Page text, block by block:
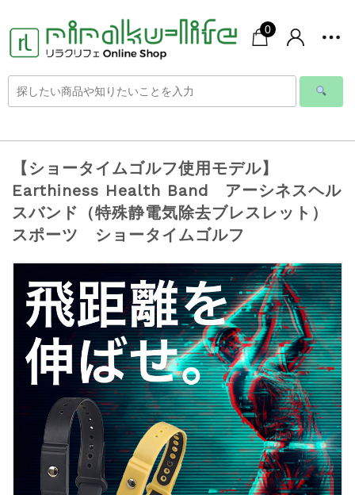
0
【ショータイムゴルフ使用モデル】
Earthiness Health Band アーシネスヘル
スバンド（特殊静電気除去ブレスレット）
スポーツ ショータイムゴルフ